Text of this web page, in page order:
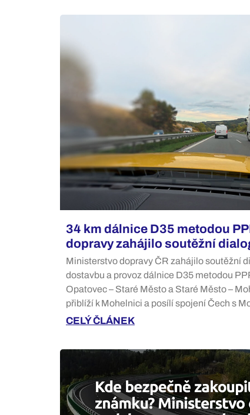
34 km dálnice D35 metodou
dopravy zahájilo soutěžní
Ministerstvo dopravy ČR zahájilo soutěžní
dostavbu a provoz dálnice D35 metodou
Opatovec – Staré Město a Staré Město –
přiblíží k Mohelnici a posílí spojení Čech s
CELÝ ČLÁNEK